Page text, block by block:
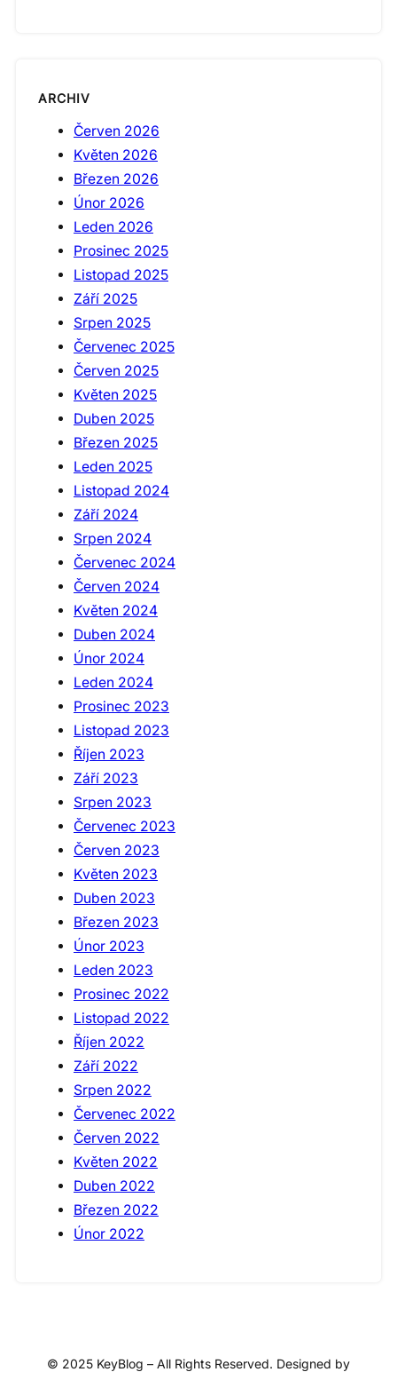
ARCHIV
Červen 2026
Květen 2026
Březen 2026
Únor 2026
Leden 2026
Prosinec 2025
Listopad 2025
Září 2025
Srpen 2025
Červenec 2025
Červen 2025
Květen 2025
Duben 2025
Březen 2025
Leden 2025
Listopad 2024
Září 2024
Srpen 2024
Červenec 2024
Červen 2024
Květen 2024
Duben 2024
Únor 2024
Leden 2024
Prosinec 2023
Listopad 2023
Říjen 2023
Září 2023
Srpen 2023
Červenec 2023
Červen 2023
Květen 2023
Duben 2023
Březen 2023
Únor 2023
Leden 2023
Prosinec 2022
Listopad 2022
Říjen 2022
Září 2022
Srpen 2022
Červenec 2022
Červen 2022
Květen 2022
Duben 2022
Březen 2022
Únor 2022
© 2025 KeyBlog – All Rights Reserved. Designed by